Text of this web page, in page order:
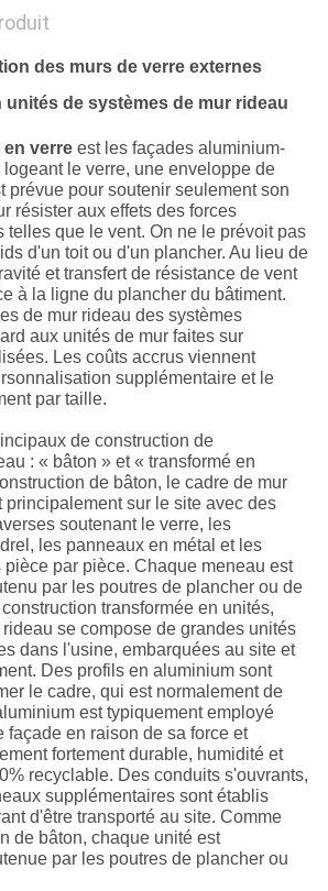
des murs de verre externes
de systèmes de mur rideau
en verreest les façades aluminium-
le verre, une enveloppe de
prévue pour soutenir seulement son
résister aux effets des forces
telles que le vent. On ne le prévoit pas
d'un toit ou d'un plancher. Au lieu de
et transfert de résistance de vent
à la ligne du plancher du bâtiment.
de mur rideau des systèmes
aux unités de mur faites sur
Les coûts accrus viennent
supplémentaire et le
par taille.
de construction de
: « bâton » et « transformé en
de bâton, le cadre de mur
principalement sur le site avec des
soutenant le verre, les
les panneaux en métal et les
par pièce. Chaque meneau est
par les poutres de plancher ou de
transformée en unités,
se compose de grandes unités
dans l'usine, embarquées au site et
Des profils en aluminium sont
le cadre, qui est normalement de
est typiquement employé
façade en raison de sa force et
fortement durable, humidité et
recyclable. Des conduits s'ouvrants,
supplémentaires sont établis
d'être transporté au site. Comme
de bâton, chaque unité est
par les poutres de plancher ou